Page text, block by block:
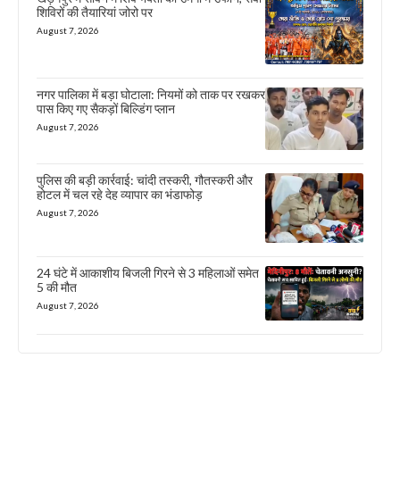
शिविरों की तैयारियां जोरो पर
August 7, 2026
नगर पालिका में बड़ा घोटाला: नियमों को ताक पर रखकर
पास किए गए सैकड़ों बिल्डिंग प्लान
August 7, 2026
पुलिस की बड़ी कार्रवाई: चांदी तस्करी, गौतस्करी और
होटल में चल रहे देह व्यापार का भंडाफोड़
August 7, 2026
24 घंटे में आकाशीय बिजली गिरने से 3 महिलाओं समेत
5 की मौत
August 7, 2026